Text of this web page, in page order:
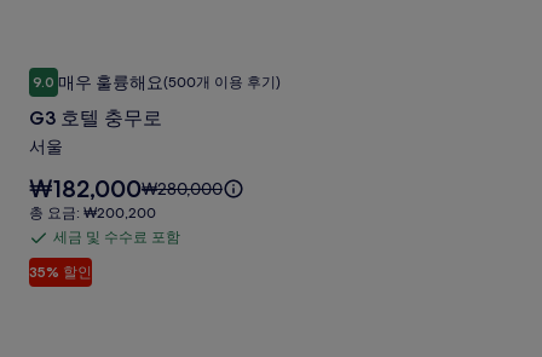
동
사
진
러
리
금
대
세
한
정
료
포
함
G3
호
텔
충
무
로
사
진
9.010점 만점 중 9.0점, 매우 훌륭해요, (500개 이용 후기)
매우 훌륭해요(500개 이용 후기)
G3 호텔 충무로
서울
35% 할인
요
금
은
₩182,000
입
니
₩182,000요
금
은
₩280,000
총
요
금:
₩200,200
총 요금: ₩200,200
세
금
세금 및 수수료 포함
G3 호텔 충무로